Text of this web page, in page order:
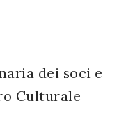
dei soci e
Culturale